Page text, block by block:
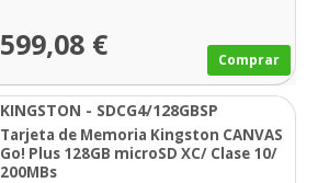
599,08 € Comprar
KINGSTON - SDCG4/128GBSP
Tarjeta de Memoria Kingston CANVAS
Go! Plus 128GB microSD XC/ Clase 10/
200MBs